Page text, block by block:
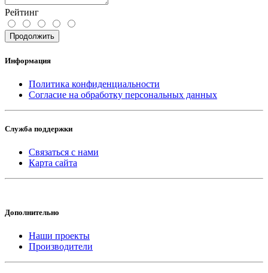
Рейтинг
Продолжить
Информация
Политика конфиденциальности
Согласие на обработку персональных данных
Служба поддержки
Связаться с нами
Карта сайта
Дополнительно
Наши проекты
Производители